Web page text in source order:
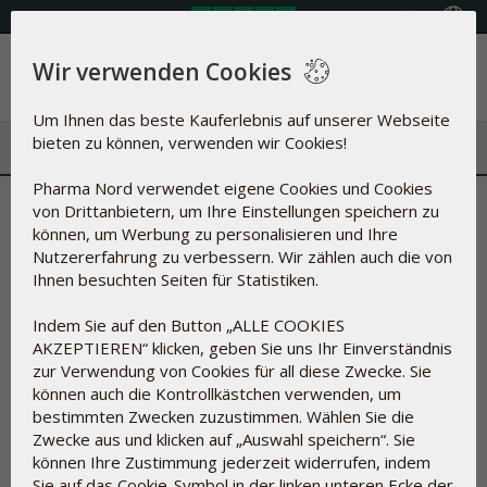
Menü
Warum steht Selen derzeit so
sehr im Fokus?
Wir verwenden Cookies
Um Ihnen das beste Kauferlebnis auf unserer Webseite
bieten zu können, verwenden wir Cookies!
Pharma Nord verwendet eigene Cookies und Cookies
von Drittanbietern, um Ihre Einstellungen speichern zu
können, um Werbung zu personalisieren und Ihre
Nutzererfahrung zu verbessern. Wir zählen auch die von
Ihnen besuchten Seiten für Statistiken.
Indem Sie auf den Button „ALLE COOKIES
AKZEPTIEREN“ klicken, geben Sie uns Ihr Einverständnis
zur Verwendung von Cookies für all diese Zwecke. Sie
können auch die Kontrollkästchen verwenden, um
bestimmten Zwecken zuzustimmen. Wählen Sie die
Zwecke aus und klicken auf „Auswahl speichern“. Sie
können Ihre Zustimmung jederzeit widerrufen, indem